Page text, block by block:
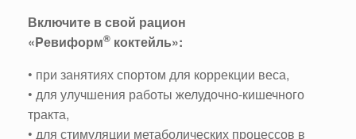
Включите в свой рацион
«Pевиформ® коктейль»:
• при занятиях спортом для коррекции веса,
• для улучшения работы желудочно-кишечного
тракта,
• для стимуляции метаболических процессов в